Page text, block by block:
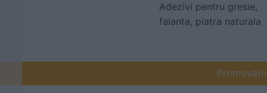
Adezivi pentru gresie,
faianta, piatra naturala